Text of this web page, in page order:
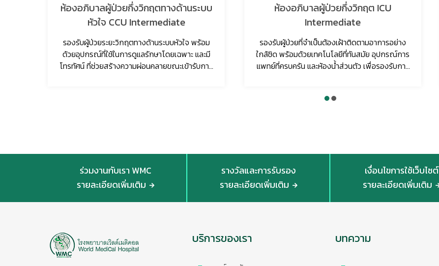
ห้องอภิบาลผู้ป่วยกึ่งวิกฤตทางด้านระบบ
หัวใจ CCU Intermediate
รองรับผู้ป่วยระยะวิกฤตทางด้านระบบหัวใจ พร้อม
ด้วยอุปกรณ์ที่ใช้ในการดูแลรักษาโดยเฉพาะ และมี
โทรทัศน์ ที่ช่วยสร้างความผ่อนคลายขณะเข้ารับการ
ห้องอภิบาลผู้ป่วยกึ่งวิกฤต ICU
Intermediate
รองรับผู้ป่วยที่จำเป็นต้องเฝ้าติดตามอาการอย่าง
ใกล้ชิด พร้อมด้วยเทคโนโลยีที่ทันสมัย อุปกรณ์การ
แพทย์ที่ครบครัน และห้องน้ำส่วนตัว เพื่อรองรับการ
ร่วมงานกับเรา WMC
รายละเอียดเพิ่มเติม
รางวัลและการรับรอง
รายละเอียดเพิ่มเติม
เงื่อนไขการใช้เว็บไซต์
รายละเอียดเพิ่มเติม
บริการของเรา บทความ